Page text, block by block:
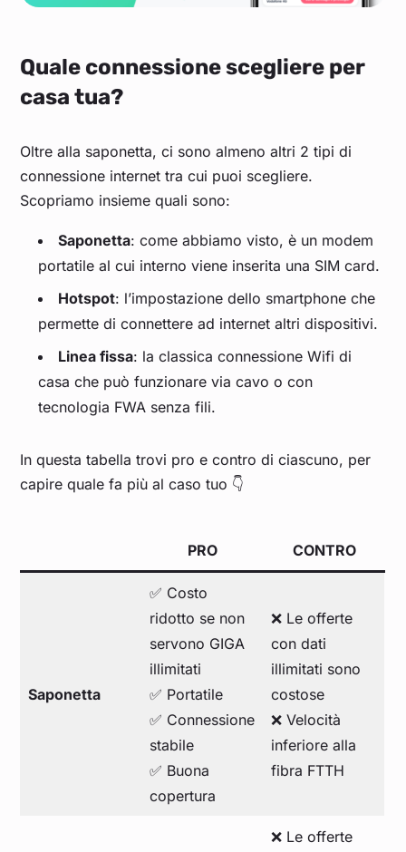
Quale connessione scegliere per
casa tua?
Oltre alla saponetta, ci sono almeno altri 2 tipi di
connessione internet tra cui puoi scegliere.
Scopriamo insieme quali sono:
Saponetta: come abbiamo visto, è un modem
portatile al cui interno viene inserita una SIM card.
Hotspot: l’impostazione dello smartphone che
permette di connettere ad internet altri dispositivi.
Linea fissa: la classica connessione Wifi di
casa che può funzionare via cavo o con
tecnologia FWA senza fili.
In questa tabella trovi pro e contro di ciascuno, per
capire quale fa più al caso tuo 👇
PRO CONTRO
Saponetta
✅ Costo
ridotto se non
servono GIGA
illimitati
✅ Portatile
✅ Connessione
stabile
✅ Buona
copertura
❌ Le offerte
con dati
illimitati sono
costose
❌ Velocità
inferiore alla
fibra FTTH
❌ Le offerte